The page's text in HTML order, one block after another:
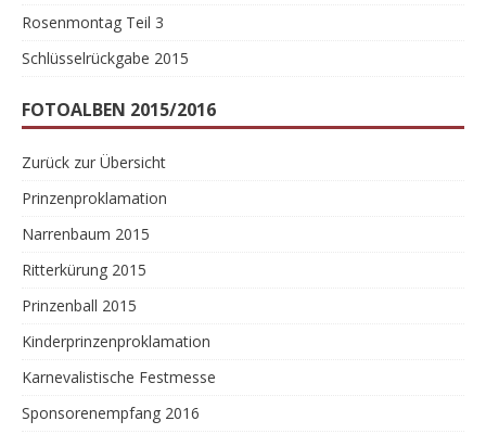
Rosenmontag Teil 3
Schlüsselrückgabe 2015
FOTOALBEN 2015/2016
Zurück zur Übersicht
Prinzenproklamation
Narrenbaum 2015
Ritterkürung 2015
Prinzenball 2015
Kinderprinzenproklamation
Karnevalistische Festmesse
Sponsorenempfang 2016